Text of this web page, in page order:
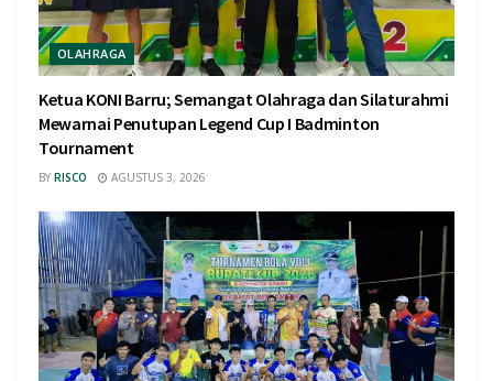
OLAHRAGA
Ketua KONI Barru; Semangat Olahraga dan Silaturahmi
Mewarnai Penutupan Legend Cup I Badminton
Tournament
BY RISCO AGUSTUS 3, 2026